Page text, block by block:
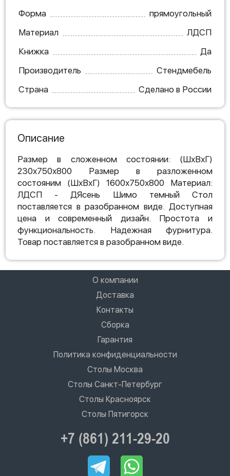
Форма
прямоугольный
Материал
ЛДСП
Книжка
Да
Производитель
Стендмебель
Страна
Сделано в России
Описание
Размер в сложенном состоянии: (ШхВхГ)
230х750х800 Размер в разложенном
состояним (ШхВхГ) 1600х750х800 Материал:
ЛДСП - ДЯсень Шимо темный Стол
поставляется в разобранном виде. Доступная
цена и современный дизайн. Простота и
функциональность. Надежная фурнитура.
Товар поставляется в разобранном виде.
О компании
Доставка
Контакты
Сборка
Гарантия
Политика конфиденциальности
Столы Москва
Столы Санкт-Петербург
Столы Красноярск
Столы Пятигорск
+7 (861) 211-29-20